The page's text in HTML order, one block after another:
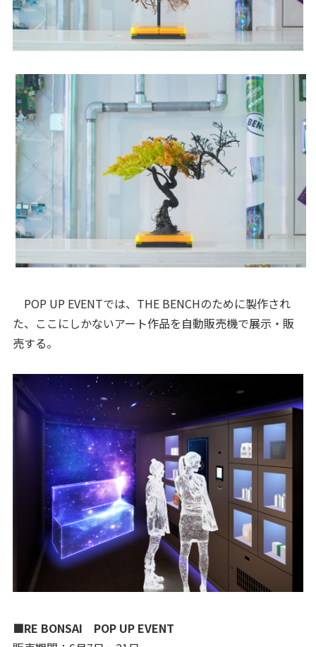
POP UP EVENTでは、THE BENCHのために製作され
た、ここにしかないアート作品を自動販売機で展示・販
売する。
■RE BONSAI POP UP EVENT